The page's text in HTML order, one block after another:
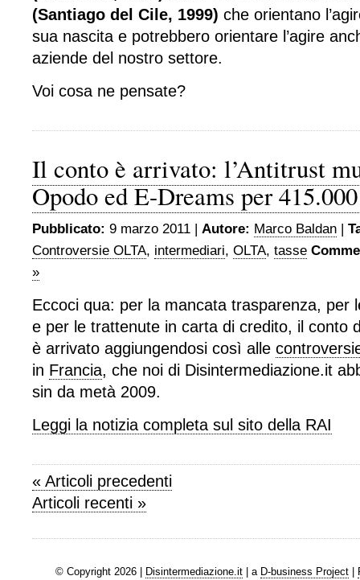
(Santiago del Cile, 1999) che orientano
sua nascita e potrebbero orientare l’agire
aziende del nostro settore.
Voi cosa ne pensate?
Il conto è arrivato: l’Antitrust
Opodo ed E-Dreams per
Pubblicato: 9 marzo 2011 | Autore: Marco Baldan |
Controversie OLTA, intermediari, OLTA, tasse
»
Eccoci qua: per la mancata trasparenza, per
e per le trattenute in carta di credito, il conto
è arrivato aggiungendosi così alle
in Francia, che noi di Disintermediazione.it
sin da metà 2009.
Leggi la notizia completa sul sito della RAI
« Articoli precedenti
Articoli recenti »
© Copyright 2026 | Disintermediazione.it| a D-business Project|